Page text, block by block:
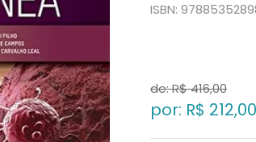
ISBN:
de: R$416,00
por: R$ 212,00